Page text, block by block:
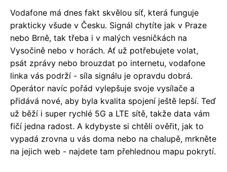
Vodafone má dnes fakt skvělou síť, která funguje
prakticky všude v Česku. Signál chytíte jak v Praze
nebo Brně, tak třeba i v malých vesničkách na
Vysočině nebo v horách. Ať už potřebujete volat,
psát zprávy nebo brouzdat po internetu, vodafone
linka vás podrží - síla signálu je opravdu dobrá.
Operátor navíc pořád vylepšuje svoje vysílače a
přidává nové, aby byla kvalita spojení ještě lepší. Teď
už běží i super rychlé 5G a LTE sítě, takže data vám
fičí jedna radost. A kdybyste si chtěli ověřit, jak to
vypadá zrovna u vás doma nebo na chalupě, mrkněte
na jejich web - najdete tam přehlednou mapu pokrytí.